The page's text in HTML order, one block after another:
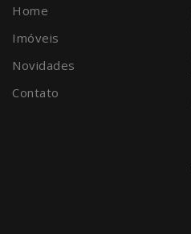
Home
Imóveis
Novidades
Contato